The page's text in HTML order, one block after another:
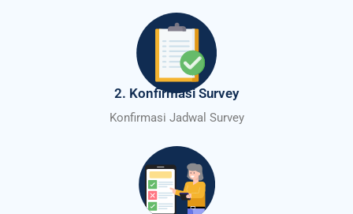
2. Konfirmasi Survey
Konfirmasi Jadwal Survey